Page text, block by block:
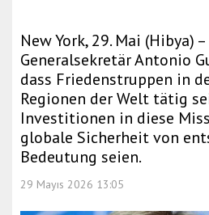
New York, 29. Mai (Hibya)
Generalsekretär Antonio
dass Friedenstruppen in
Regionen der Welt tätig
Investitionen in diese
globale Sicherheit von
Bedeutung seien.
29 Mayıs 2026 13:05